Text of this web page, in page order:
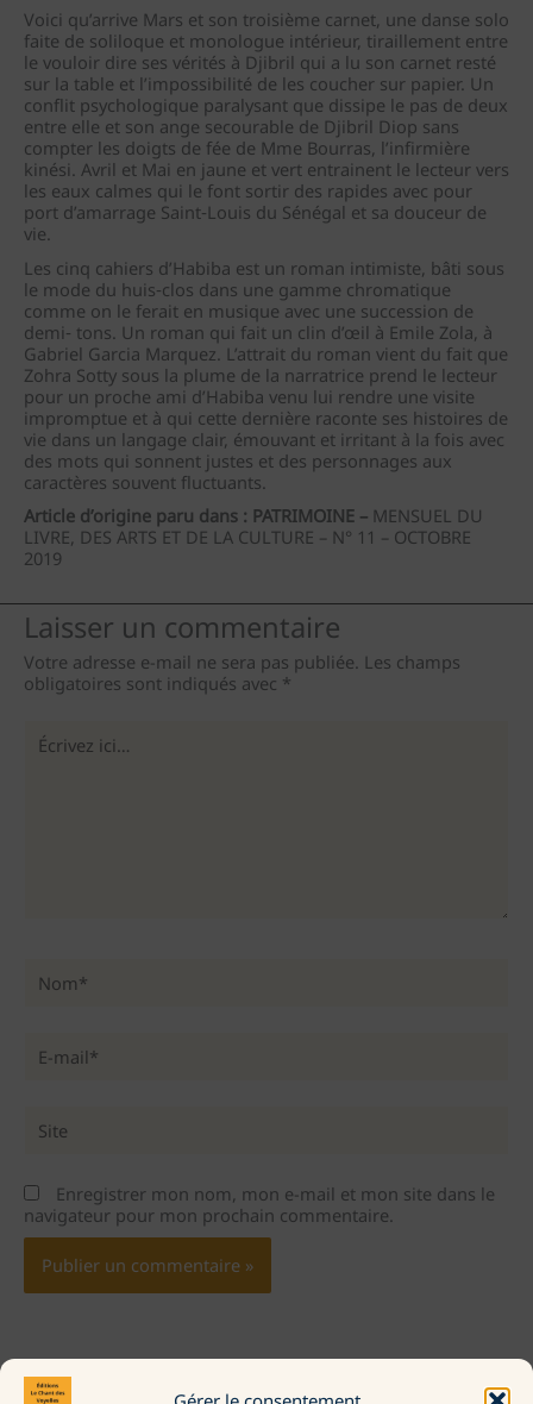
Voici qu’arrive Mars et son troisième carnet, une danse solo
faite de soliloque et monologue intérieur, tiraillement entre
le vouloir dire ses vérités à Djibril qui a lu son carnet resté
sur la table et l’impossibilité de les coucher sur papier. Un
conflit psychologique paralysant que dissipe le pas de deux
entre elle et son ange secourable de Djibril Diop sans
compter les doigts de fée de Mme Bourras, l’infirmière
kinési. Avril et Mai en jaune et vert entrainent le lecteur vers
les eaux calmes qui le font sortir des rapides avec pour
port d’amarrage Saint‐Louis du Sénégal et sa douceur de
vie.
Les cinq cahiers d’Habiba est un roman intimiste, bâti sous
le mode du huis‐clos dans une gamme chromatique
comme on le ferait en musique avec une succession de
demi‐ tons. Un roman qui fait un clin d’œil à Emile Zola, à
Gabriel Garcia Marquez. L’attrait du roman vient du fait que
Zohra Sotty sous la plume de la narratrice prend le lecteur
pour un proche ami d’Habiba venu lui rendre une visite
impromptue et à qui cette dernière raconte ses histoires de
vie dans un langage clair, émouvant et irritant à la fois avec
des mots qui sonnent justes et des personnages aux
caractères souvent fluctuants.
Article d’origine paru dans : PATRIMOINE – MENSUEL DU
LIVRE, DES ARTS ET DE LA CULTURE – N° 11 – OCTOBRE
2019
Laisser un commentaire
Votre adresse e-mail ne sera pas publiée. Les champs
obligatoires sont indiqués avec *
ici…
mail*
Enregistrer mon nom, mon e-mail et mon site dans le
navigateur pour mon prochain commentaire.